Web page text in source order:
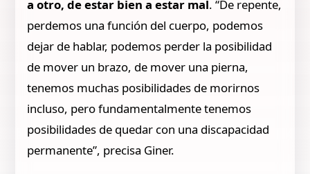
a otro, de estar bien a estar mal. “De repente,
perdemos una función del cuerpo, podemos
dejar de hablar, podemos perder la posibilidad
de mover un brazo, de mover una pierna,
tenemos muchas posibilidades de morirnos
incluso, pero fundamentalmente tenemos
posibilidades de quedar con una discapacidad
permanente”, precisa Giner.